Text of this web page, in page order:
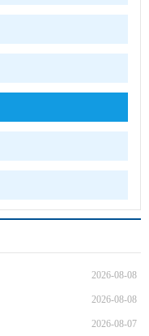
2026-08-08
2026-08-08
2026-08-07